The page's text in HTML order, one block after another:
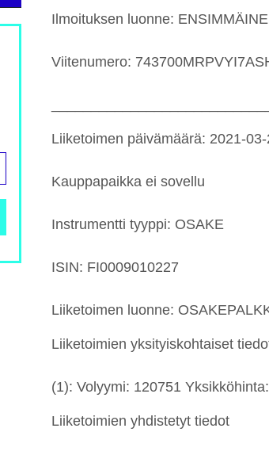
Ilmoituksen luonne:
Viitenumero:
Liiketoimen päivämäärä: 2021-
Kauppapaikka ei sovellu
Instrumentti tyyppi: OSAKE
ISIN: FI0009010227
Liiketoimen luonne:
Liiketoimien yksityiskohtaiset
(1): Volyymi: 120751
Liiketoimien yhdistetyt tiedot